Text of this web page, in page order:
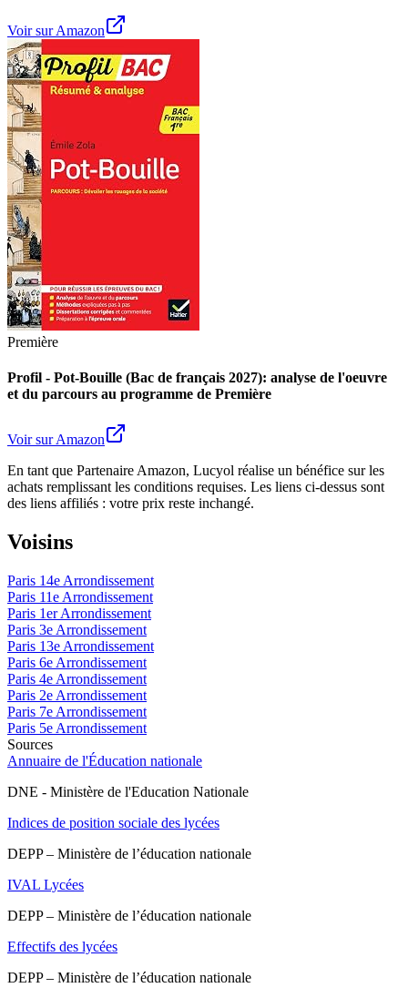
Voir sur Amazon
Première
Profil - Pot-Bouille (Bac de français 2027): analyse de l'oeuvre
et du parcours au programme de Première
Voir sur Amazon
En tant que Partenaire Amazon, Lucyol réalise un bénéfice sur les
achats remplissant les conditions requises. Les liens ci-dessus sont
des liens affiliés : votre prix reste inchangé.
Voisins
Paris 14e Arrondissement
Paris 11e Arrondissement
Paris 1er Arrondissement
Paris 3e Arrondissement
Paris 13e Arrondissement
Paris 6e Arrondissement
Paris 4e Arrondissement
Paris 2e Arrondissement
Paris 7e Arrondissement
Paris 5e Arrondissement
Sources
Annuaire de l'Éducation nationale
DNE - Ministère de l'Education Nationale
Indices de position sociale des lycées
DEPP – Ministère de l’éducation nationale
IVAL Lycées
DEPP – Ministère de l’éducation nationale
Effectifs des lycées
DEPP – Ministère de l’éducation nationale